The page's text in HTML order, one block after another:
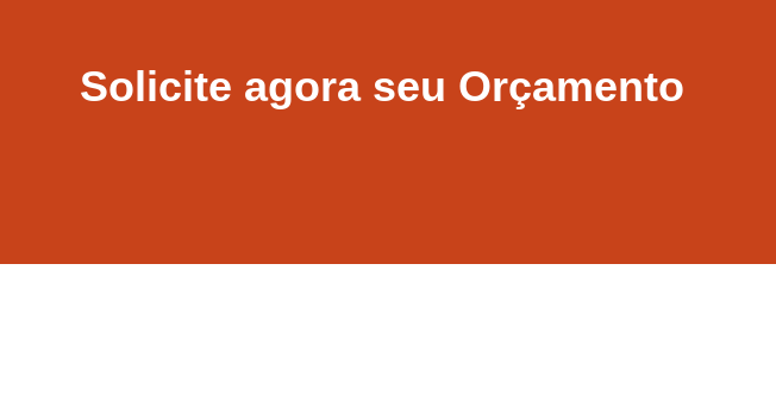
Solicite agora seu Orçamento